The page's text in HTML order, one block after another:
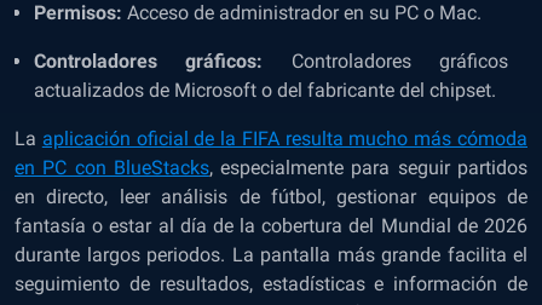
Permisos: Acceso de administrador en su PC o Mac.
Controladores gráficos: Controladores gráficos
actualizados de Microsoft o del fabricante del chipset.
La aplicación oficial de la FIFA resulta mucho más cómoda
en PC con BlueStacks, especialmente para seguir partidos
en directo, leer análisis de fútbol, ​​gestionar equipos de
fantasía o estar al día de la cobertura del Mundial de 2026
durante largos periodos. La pantalla más grande facilita el
seguimiento de resultados, estadísticas e información de